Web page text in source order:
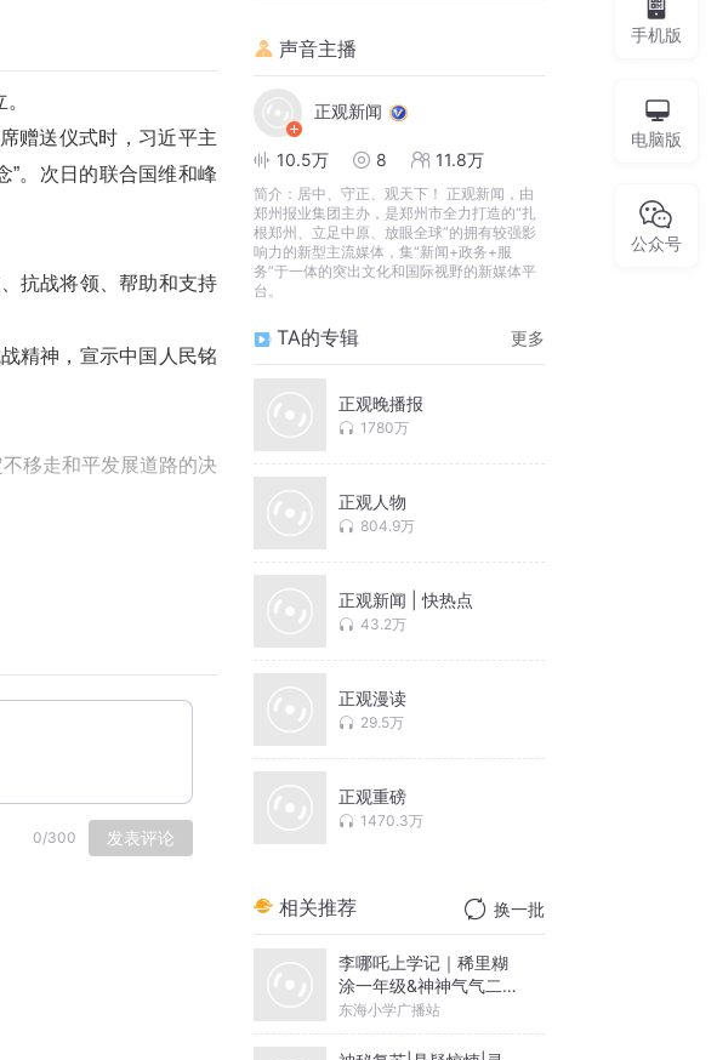
赠送仪式时，习近平主
”。次日的联合国维和峰
抗战将领、帮助和支持
精神，宣示中国人民铭
移走和平发展道路的决
给其他民族。
的中国智慧。
国强必霸，也不认同你
的和平性，从根本上决
永远普照人类生活的星
0/300 发表评论
声音主播
正观新闻
10.5万 8 11.8万
简介： 居中、守正、观天下！ 正观新闻，由
郑州报业集团主办，是郑州市全力打造的“扎
根郑州、立足中原、放眼全球”的拥有较强影
响力的新型主流媒体，集“新闻+政务+服
务”于一体的突出文化和国际视野的新媒体平
台。
TA的专辑 更多
正观晚播报
1780万
正观人物
804.9万
正观新闻 | 快热点
43.2万
正观漫读
29.5万
正观重磅
1470.3万
相关推荐 换一批
李哪吒上学记｜稀里糊
涂一年级&神神气气二年
级
东海小学广播站
手机版
电脑版
公众号